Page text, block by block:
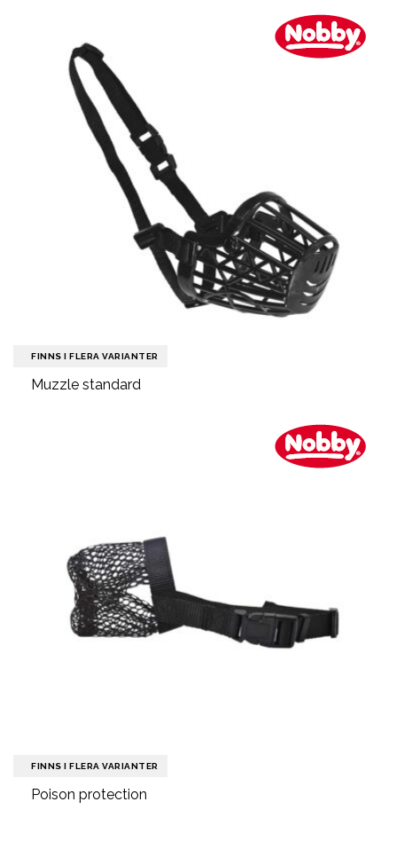
FINNS I FLERA VARIANTER
Muzzle standard
FINNS I FLERA VARIANTER
Poison protection